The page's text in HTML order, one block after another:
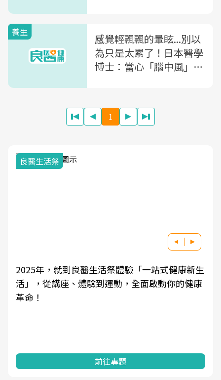
養生
感覺輕飄飄的暈眩...別以
為只是太累了！日本醫學
博士：當心「腦中風」4
1
良醫生活祭
2025年，就到良醫生活祭體驗「一站式健康新生
活」，從講座、體驗到運動，全面啟動你的健康
革命！
前往專題